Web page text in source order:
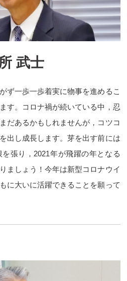
武士
ず一歩一歩着実に物事を進めるこ
す。コロナ禍が続いている中，忍
だあるかもしれませんが，コツコ
出し成長します。芽を出す前には
張り，2021年が飛躍の年となる
ましょう！今年は新型コロナウイ
に大いに活躍できることを願って